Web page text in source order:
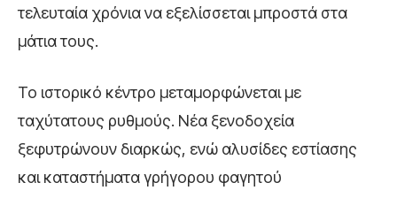
τελευταία χρόνια να εξελίσσεται μπροστά στα
μάτια τους.
Το ιστορικό κέντρο μεταμορφώνεται με
ταχύτατους ρυθμούς. Νέα ξενοδοχεία
ξεφυτρώνουν διαρκώς, ενώ αλυσίδες εστίασης
και καταστήματα γρήγορου φαγητού